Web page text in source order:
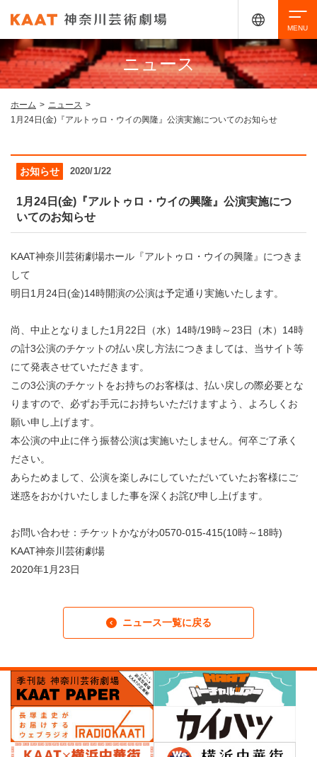
イベントを探す
・ イベント一覧
ご来場案内
・ 館内サービス・アクセシビリティ
・ レストラン/カフェ
・ 交通案内
・ よくある質問
施設を借りる
・ ミッション
・ 芸術監督
・ 施設概要
SNS
検索
ニュース
ホーム > ニュース >
1月24日(金)『アルトゥロ・ウイの興隆』公演実施についてのお知らせ
お知らせ 2020/1/22
1月24日(金)『アルトゥロ・ウイの興隆』公演実施につ
いてのお知らせ
KAAT神奈川芸術劇場ホール『アルトゥロ・ウイの興隆』につきま
して
明日1月24日(金)14時開演の公演は予定通り実施いたします。
尚、中止となりました1月22日（水）14時/19時～23日（木）14時
の計3公演のチケットの払い戻し方法につきましては、当サイト等
にて発表させていただきます。
この3公演のチケットをお持ちのお客様は、払い戻しの際必要とな
りますので、必ずお手元にお持ちいただけますよう、よろしくお
願い申し上げます。
本公演の中止に伴う振替公演は実施いたしません。何卒ご了承く
ださい。
あらためまして、公演を楽しみにしていただいていたお客様にご
迷惑をおかけいたしました事を深くお詫び申し上げます。
お問い合わせ：チケットかながわ0570-015-415(10時～18時)
KAAT神奈川芸術劇場
2020年1月23日
ニュース一覧に戻る